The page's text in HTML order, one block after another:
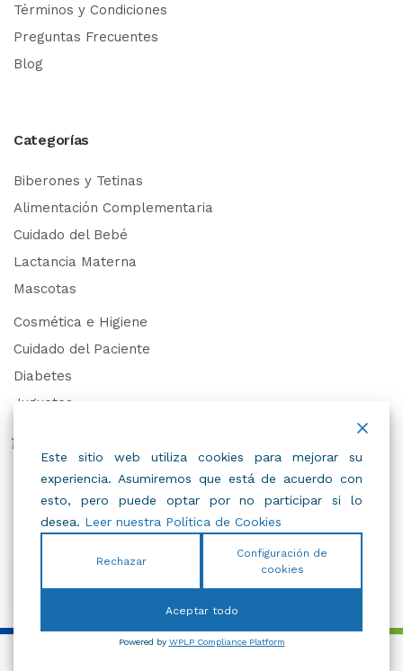
Términos y Condiciones
Preguntas Frecuentes
Blog
Categorías
Biberones y Tetinas
Alimentación Complementaria
Cuidado del Bebé
Lactancia Materna
Mascotas
Cosmética e Higiene
Cuidado del Paciente
Diabetes
Juguetes
Trabaja con Nosotros
Este sitio web utiliza cookies para mejorar su
experiencia. Asumiremos que está de acuerdo con
esto, pero puede optar por no participar si lo
desea. Leer nuestra Política de Cookies
Rechazar
Configuración de
cookies
Aceptar todo
Powered by WPLP Compliance Platform